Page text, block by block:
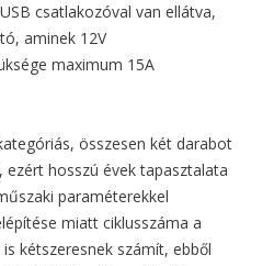
csatlakozóval van ellátva,
aminek 12V
maximum 15A
összesen két darabot
ezért hosszú évek tapasztalata
paraméterekkel
miatt ciklusszáma a
kétszeresnek számít, ebből